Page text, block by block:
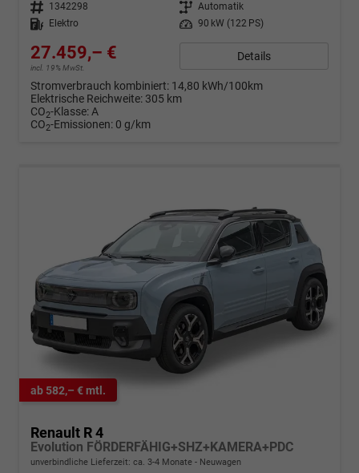
Fahrzeugnr. 1342298 Getriebe Automatik
Kraftstoff
Elektro Leistung 90 kW (122 PS)
27.459,– €
incl. 19% MwSt.
Details
Stromverbrauch kombiniert: 14,80 kWh/100km
Elektrische Reichweite: 305 km
CO2-Klasse:A
CO2-Emissionen: 0 g/km
ab 582,– € mtl.
Renault R 4
Evolution FÖRDERFÄHIG+SHZ+KAMERA+PDC
unverbindliche Lieferzeit: ca. 3-4 Monate Neuwagen